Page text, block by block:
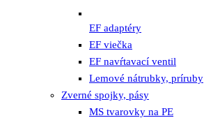
EF adaptéry
EF viečka
EF navŕtavací ventil
Lemové nátrubky, príruby
Zverné spojky, pásy
MS tvarovky na PE